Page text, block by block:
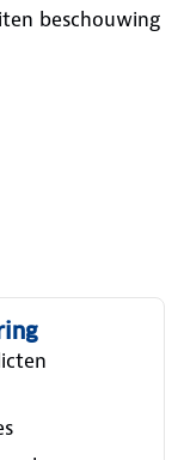
beschouwing